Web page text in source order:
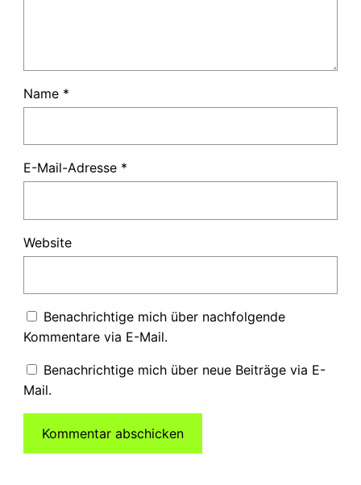
Name *
E-Mail-Adresse *
Website
Benachrichtige mich über nachfolgende
Kommentare via E-Mail.
Benachrichtige mich über neue Beiträge via E-
Mail.